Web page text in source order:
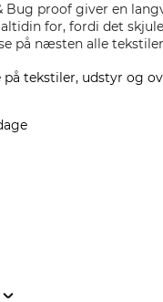
Bug proof giver en
for, fordi det
på næsten alle
tekstiler, udstyr og